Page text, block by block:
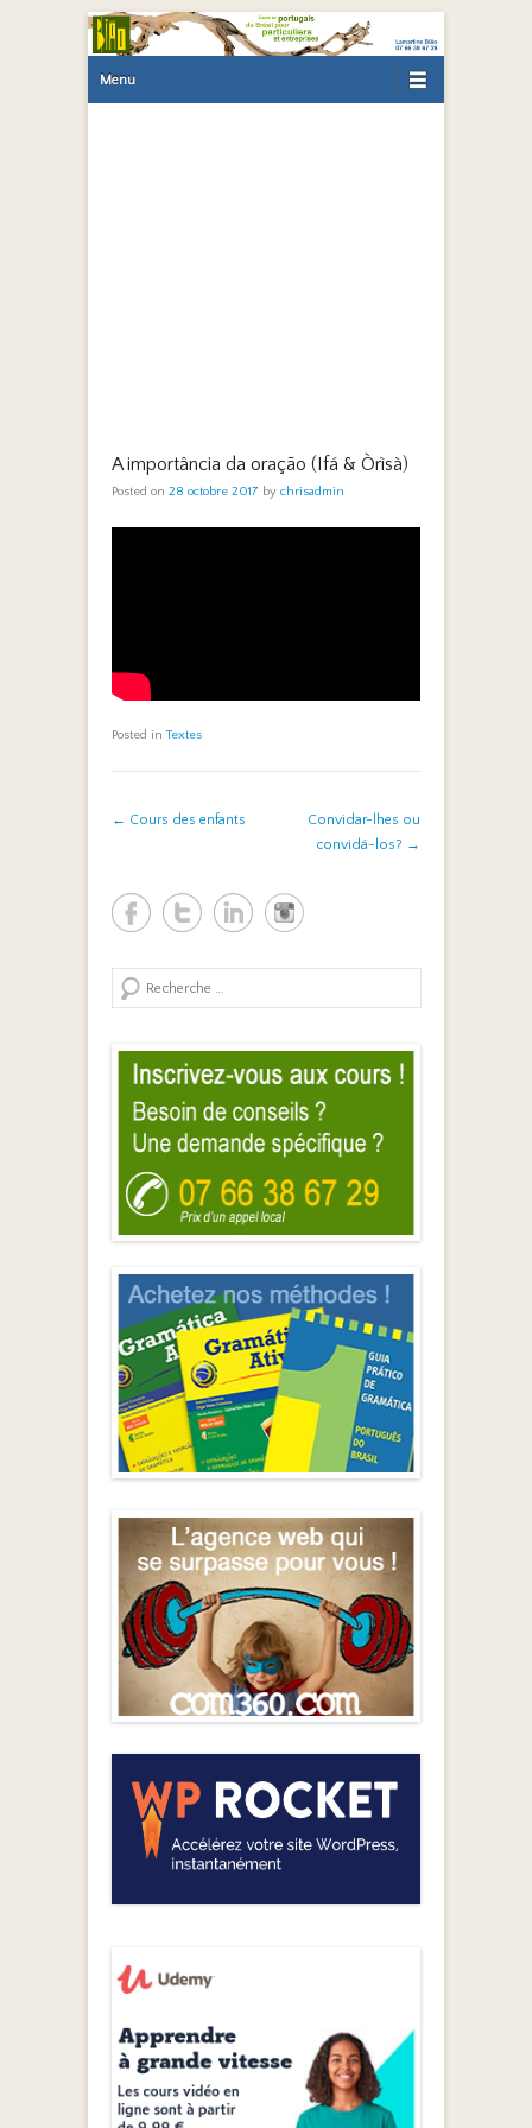
Menu
A importância da oração (Ifá & Òrìsà)
Posted on 28 octobre 2017 by chrisadmin
Posted inTextes
Post navigation
← Cours des enfants
Convidar-lhes ou
convidá-los? →
Search